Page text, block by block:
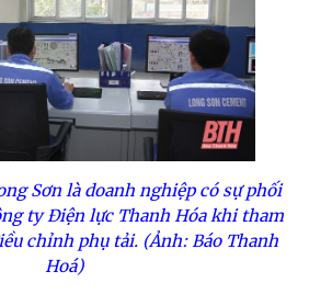
Sơn là doanh nghiệp có sự phối
ty Điện lực Thanh Hóa khi tham
chỉnh phụ tải. (Ảnh: Báo Thanh
Hoá)